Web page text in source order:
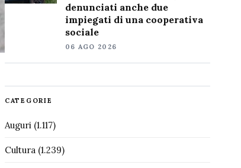
denunciati anche due
impiegati di una cooperativa
sociale
06 AGO 2026
CATEGORIE
Auguri(1.117)
Cultura(1.239)